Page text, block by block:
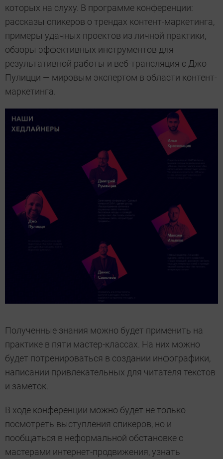
которых на слуху. В программе конференции:
рассказы спикеров о трендах контент-маркетинга,
примеры удачных проектов из личной практики,
обзоры эффективных инструментов для
результативной работы и веб-трансляция с Джо
Пулицци — мировым экспертом в области контент-
маркетинга.
Полученные знания можно будет применить на
практике в пяти мастер-классах. На них можно
будет потренироваться в создании инфографики,
написании привлекательных для читателя текстов
и заметок.
В ходе конференции можно будет не только
посмотреть выступления спикеров, но и
пообщаться в неформальной обстановке с
мастерами интернет-продвижения, узнать